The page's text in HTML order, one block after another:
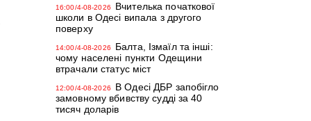
16:00/4-08-2026
Вчителька початкової
школи в Одесі випала з другого
поверху
14:00/4-08-2026
Балта, Ізмаїл та інші:
чому населені пункти Одещини
втрачали статус міст
12:00/4-08-2026
В Одесі ДБР запобігло
замовному вбивству судді за 40
тисяч доларів